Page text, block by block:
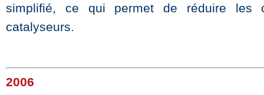
simplifié, ce qui permet de réduire les
catalyseurs.
2006